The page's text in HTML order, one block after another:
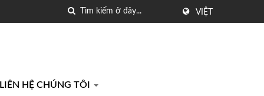
VIỆT
LIÊN HỆ CHÚNG TÔI